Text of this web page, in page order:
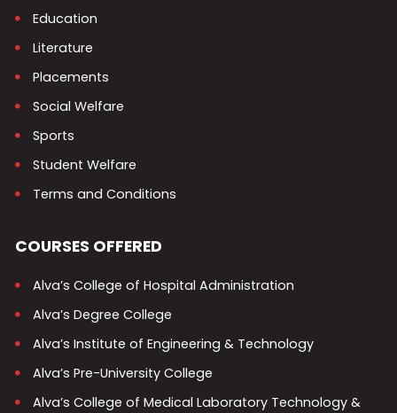
Education
Literature
Placements
Social Welfare
Sports
Student Welfare
Terms and Conditions
COURSES OFFERED
Alva’s College of Hospital Administration
Alva’s Degree College
Alva’s Institute of Engineering & Technology
Alva’s Pre-University College
Alva’s College of Medical Laboratory Technology &